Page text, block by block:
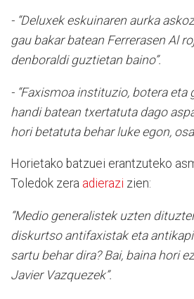
- “Deluxek eskuinaren aurka
gau bakar batean Ferrerasen Al
denboraldi guztietan baino”.
- “Faxismoa instituzio, botera eta
handi batean txertatuta dago
hori betatuta behar luke egon,
Horietako batzuei erantzuteko
Toledok zera adierazi zien:
“Medio generalistek uzten
diskurtso antifaxistak eta
sartu behar dira? Bai, baina hori
Javier Vazquezek”.